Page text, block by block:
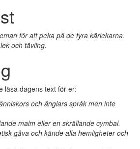
för att peka på de fyra kärlekarna.
och tävling.
läsa dagens text för er:
och änglars språk men inte
malm eller en skrällande cymbal.
gåva och kände alla hemligheter och